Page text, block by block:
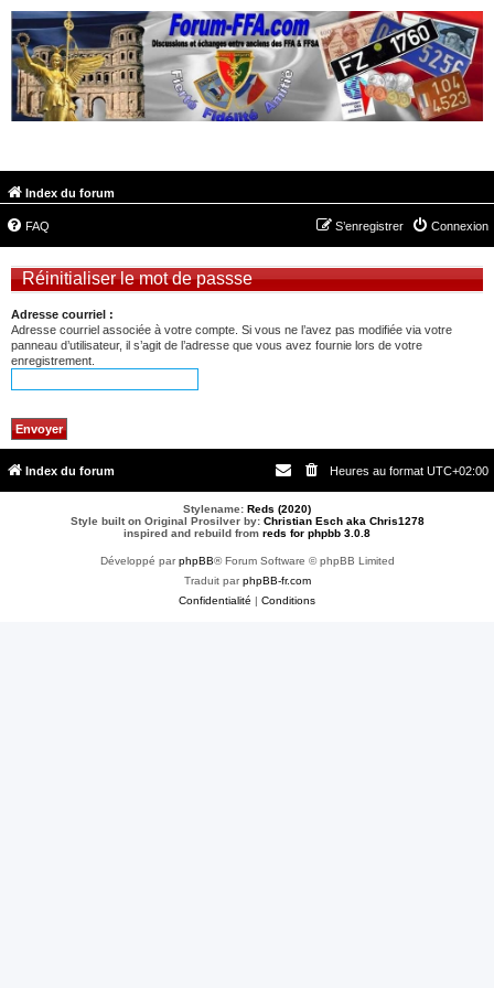
Index du forum
FAQ Connexion
S’enregistrer
Réinitialiser le mot de passse
Adresse courriel :
Adresse courriel associée à votre compte. Si vous ne l’avez pas modifiée via votre
panneau d’utilisateur, il s’agit de l’adresse que vous avez fournie lors de votre
enregistrement.
Index du forum Heures au format UTC+02:00
Stylename: Reds (2020)
Style built on Original Prosilver by: Christian Esch aka Chris1278
inspired and rebuild from reds for phpbb 3.0.8
Développé parphpBB® Forum Software © phpBB Limited
Traduit parphpBB-fr.com
Confidentialité | Conditions